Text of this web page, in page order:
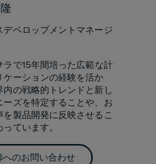
デベロップメントマネージ
ラで15年間培った広範な計
ケーションの経験を活か
内の戦略的トレンドと新し
ーズを特定することや、お
を製品開発に反映させるこ
ています。
へのお問い合わせ